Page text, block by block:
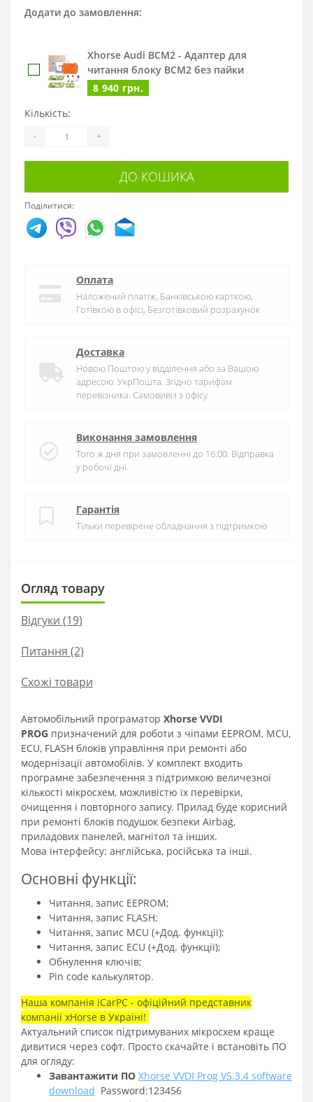
Додати до замовлення:
Xhorse Audi BCM2 - Адаптер для
читання блоку BCM2 без пайки
8 940 грн.
Кількість:
- +
ДО КОШИКА
Поділитися:
Оплата
Наложений платіж, Банківською карткою,
Готівкою в офісі, Безготівковий розрахунок
Доставка
Новою Поштою у відділення або за Вашою
адресою. УкрПошта. Згідно тарифам
перевізника. Самовивіз з офісу.
Виконання замовлення
Того ж дня при замовленні до 16:00. Відправка
у робочі дні.
Гарантія
Тільки перевірене обладнання з підтримкою
Огляд товару
Відгуки (19)
Питання (2)
Схожі товари
Автомобільний програматор Xhorse VVDI
PROG призначений для роботи з чіпами EEPROM, MCU,
ECU, FLASH блоків управління при ремонті або
модернізації автомобілів. У комплект входить
програмне забезпечення з підтримкою величезної
кількості мікросхем, можливістю їх перевірки,
очищення і повторного запису. Прилад буде корисний
при ремонті блоків подушок безпеки Airbag,
приладових панелей, магнітол та інших.
Мова інтерфейсу: англійська, російська та інші.
Основні функції:
Читання, запис EEPROM;
Читання, запис FLASH;
Читання, запис MCU (+Дод. функції);
Читання, запис ECU (+Дод. функції);
Обнулення ключів;
Pin code калькулятор.
Наша компанія iCarPC - офіційний представник
компанії xHorse в Україні!
Актуальний список підтримуваних мікросхем краще
дивитися через софт. Просто скачайте і встановіть ПО
для огляду:
Завантажити ПО Xhorse VVDI Prog V5.3.4 software
download Password:123456